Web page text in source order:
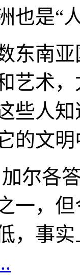
也是“
东南
艺术
些人
的文
尔各
一，
，事